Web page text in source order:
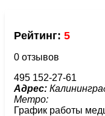
Рейтинг: 5
0 отзывов
495 152-27-61
Адрес:
Метро:
График работы